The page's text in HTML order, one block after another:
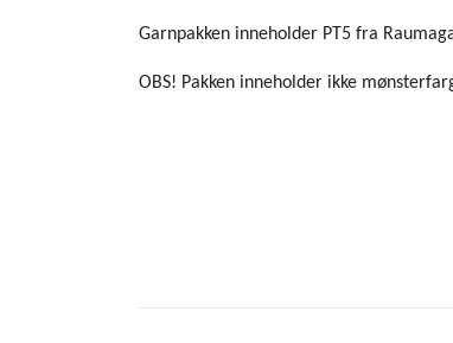
Garnpakken inneholder PT5 fra
OBS! Pakken inneholder ikke